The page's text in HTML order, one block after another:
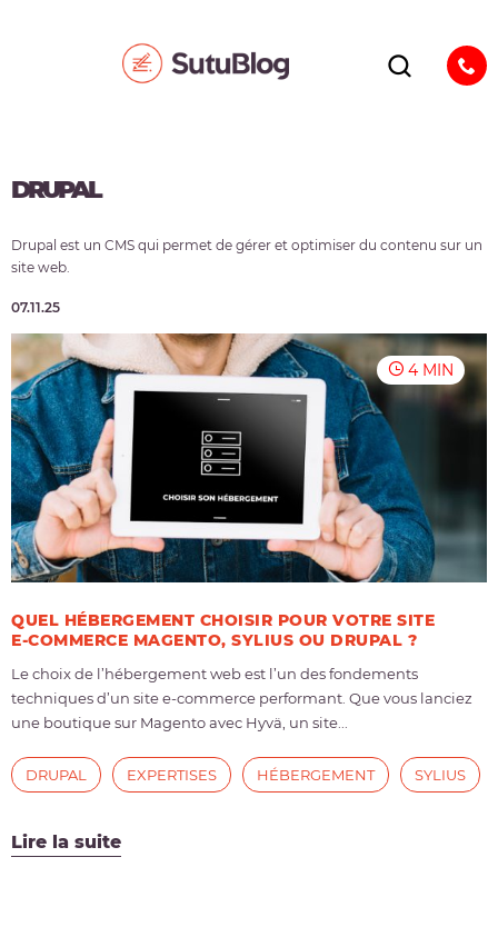
DRUPAL
Drupal est un CMS qui permet de gérer et optimiser du contenu sur un
site web.
07.11.25
4 MIN
QUEL HÉBERGEMENT CHOISIR POUR VOTRE SITE
E-COMMERCE MAGENTO, SYLIUS OU DRUPAL ?
Le choix de l’hébergement web est l’un des fondements
techniques d’un site e-commerce performant. Que vous lanciez
une boutique sur Magento avec Hyvä, un site...
Lire la suite
DRUPAL EXPERTISES HÉBERGEMENT SYLIUS